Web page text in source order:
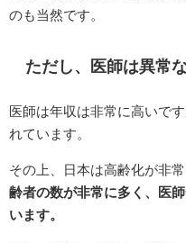
のも当然です。
ただし、医師は異常
医師は年収は非常に高いで
れています。
その上、日本は高齢化が非
齢者の数が非常に多く、医
います。